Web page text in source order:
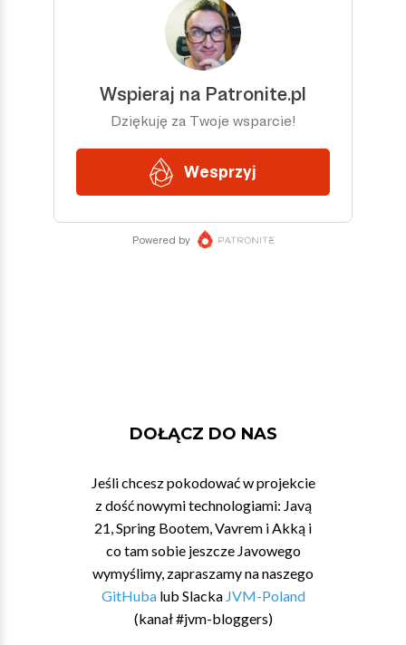
DOŁĄCZ DO NAS
Jeśli chcesz pokodować w projekcie
z dość nowymi technologiami: Javą
21, Spring Bootem, Vavrem i Akką i
co tam sobie jeszcze Javowego
wymyślimy, zapraszamy na naszego
GitHubalub Slacka JVM-Poland
(kanał #jvm-bloggers)